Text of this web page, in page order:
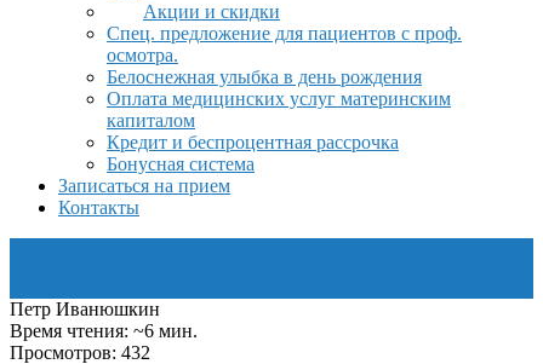
Акции и скидки
Спец. предложение для пациентов с проф.
осмотра.
Белоснежная улыбка в день рождения
Оплата медицинских услуг материнским
капиталом
Кредит и беспроцентная рассрочка
Бонусная система
Записаться на прием
Контакты
Петр Иванюшкин
Время чтения: ~6 мин.
Просмотров: 432